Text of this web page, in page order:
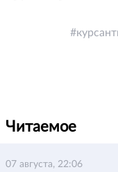
Читаемое
07 августа, 22:06